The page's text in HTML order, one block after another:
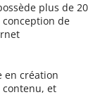
plus de 20
de
en création
et